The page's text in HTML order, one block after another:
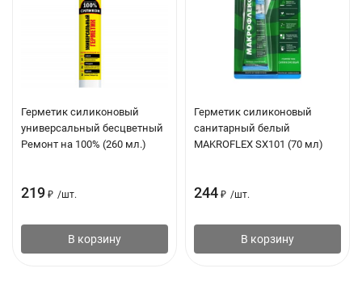
Герметик силиконовый
универсальный бесцветный
Ремонт на 100% (260 мл.)
219 ₽ /шт.
В корзину
Герметик силиконовый
санитарный белый
MAKROFLEX SX101 (70 мл)
244 ₽ /шт.
В корзину